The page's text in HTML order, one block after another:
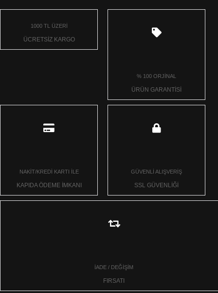
1000 TL ÜZERİ
ÜCRETSİZ KARGO
% 100 ORJİNAL
ÜRÜN GARANTİSİ
NAKİT/KREDİ KARTI İLE
KAPIDA ÖDEME İMKANI
GÜVENLİ ALIŞVERİŞ
SSL GÜVENLİĞİ
İADE / DEĞİŞİM
FIRSATI